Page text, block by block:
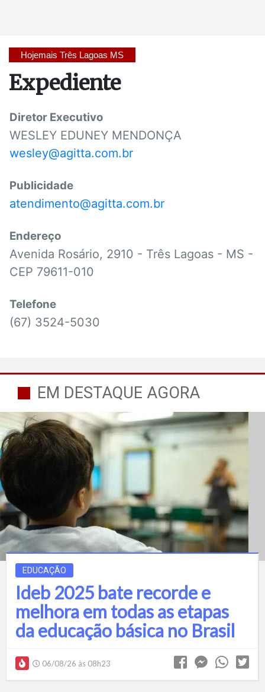
Hojemais Três Lagoas MS
Expediente
Diretor Executivo
WESLEY EDUNEY MENDONÇA
wesley@agitta.com.br
Publicidade
atendimento@agitta.com.br
Endereço
Avenida Rosário, 2910 - Três Lagoas - MS -
CEP 79611-010
Telefone
(67) 3524-5030
EM DESTAQUE AGORA
EDUCAÇÃO
Ideb 2025 bate recorde e
melhora em todas as etapas
da educação básica no Brasil
06/08/26 às 08h23